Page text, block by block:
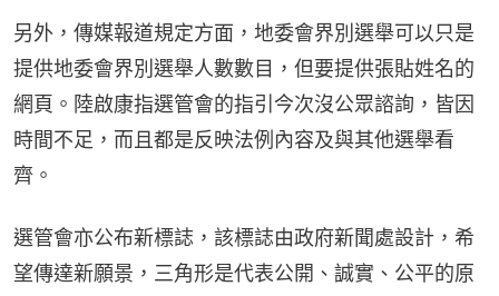
另外，傳媒報道規定方面，地委會界別選舉可以只是
提供地委會界別選舉人數數目，但要提供張貼姓名的
網頁。陸啟康指選管會的指引今次沒公眾諮詢，皆因
時間不足，而且都是反映法例內容及與其他選舉看
齊。
選管會亦公布新標誌，該標誌由政府新聞處設計，希
望傳達新願景，三角形是代表公開、誠實、公平的原